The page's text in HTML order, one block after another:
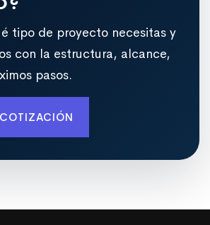
tipo de proyecto necesitas y
con la estructura, alcance,
pasos.